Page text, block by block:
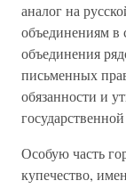
аналог на
объединениям в
объединения
письменных
обязанности и
Особую часть
купечество,